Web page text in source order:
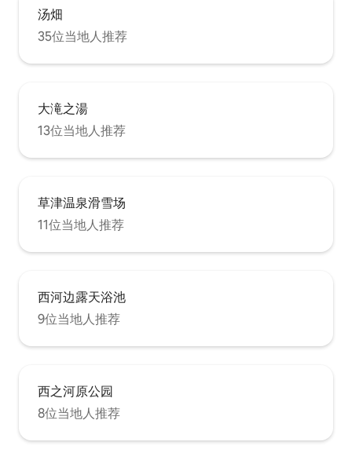
汤畑
35位当地人推荐
大滝之湯
13位当地人推荐
草津温泉滑雪场
11位当地人推荐
西河边露天浴池
9位当地人推荐
西之河原公园
8位当地人推荐